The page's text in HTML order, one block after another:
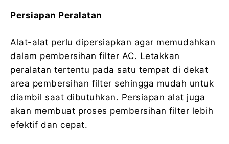
Persiapan Peralatan
Alat-alat perlu dipersiapkan agar memudahkan
dalam pembersihan filter AC. Letakkan
peralatan tertentu pada satu tempat di dekat
area pembersihan filter sehingga mudah untuk
diambil saat dibutuhkan. Persiapan alat juga
akan membuat proses pembersihan filter lebih
efektif dan cepat.